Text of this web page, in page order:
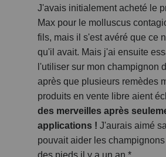
J'avais initialement acheté le
Max pour le molluscus
fils, mais il s'est avéré que ce
qu'il avait. Mais j'ai ensuite
l'utiliser sur mon champignon
après que plusieurs remèdes
produits en vente libre aient
des merveilles après
applications ! J'aurais aimé
pouvait aider les